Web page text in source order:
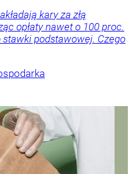
kary za złą
opłaty nawet o 100 proc.
podstawowej. Czego